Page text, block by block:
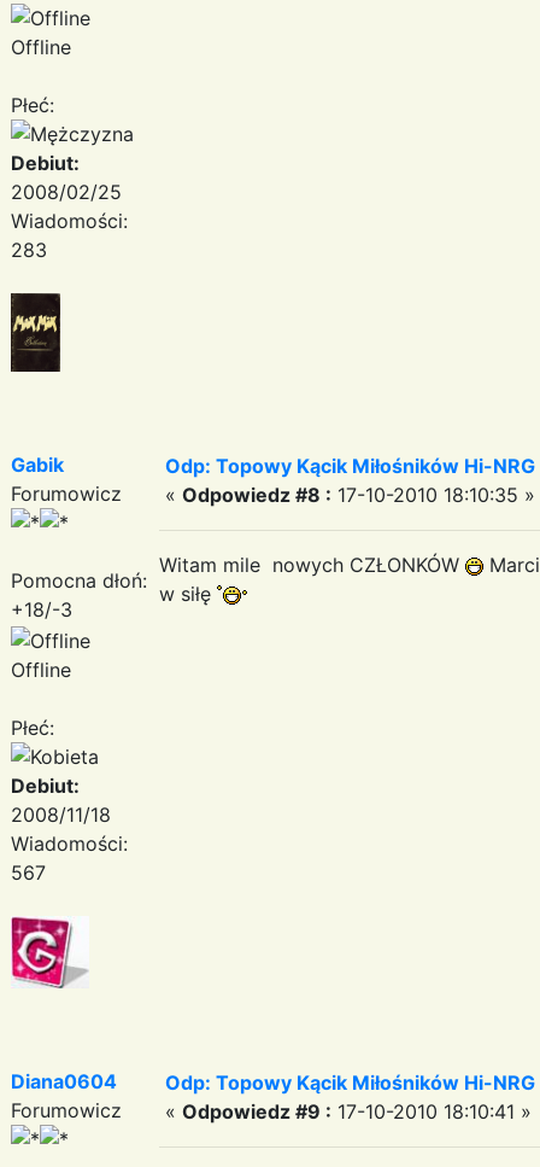
Offline
Płeć:
Debiut:
2008/02/25
Wiadomości:
283
Gabik
Forumowicz
Pomocna dłoń:
+18/-3
Offline
Płeć:
Debiut:
2008/11/18
Wiadomości:
567
Odp: Topowy Kącik Miłośników Hi-NRG
« Odpowiedz #8 : 17-10-2010 18:10:35 »
Witam mile nowych CZŁONKÓW
w siłę
Diana0604
Forumowicz
Odp: Topowy Kącik Miłośników Hi-NRG
« Odpowiedz #9 : 17-10-2010 18:10:41 »